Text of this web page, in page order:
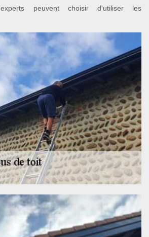
peuvent choisir d'utiliser les